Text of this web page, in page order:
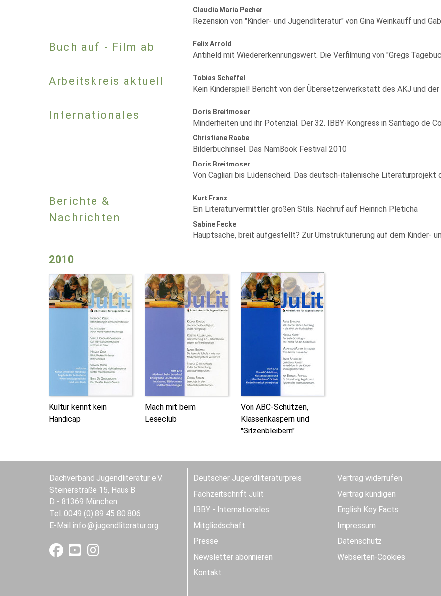
Claudia Maria Pecher
Rezension von "Kinder- und Jugendliteratur" von Gina Weinkauff und
Buch auf - Film ab Felix Arnold
Antiheld mit Wiedererkennungswert. Die Verfilmung von "Gregs
Arbeitskreis aktuell Tobias Scheffel
Kein Kinderspiel! Bericht von der Übersetzerwerkstatt des AKJ und
Internationales Doris Breitmoser
Minderheiten und ihr Potenzial. Der 32. IBBY-Kongress in Santiago de
Christiane Raabe
Bilderbuchinsel. Das NamBook Festival 2010
Doris Breitmoser
Von Cagliari bis Lüdenscheid. Das deutsch-italienische
Berichte &
Nachrichten
Kurt Franz
Ein Literaturvermittler großen Stils. Nachruf auf Heinrich Pleticha
Sabine Fecke
Hauptsache, breit aufgestellt? Zur Umstrukturierung auf dem Kinder-
2010
Kultur kennt kein
Handicap
Mach mit beim
Leseclub
Von ABC-Schützen,
Klassenkaspern und
"Sitzenbleibern"
Dachverband Jugendliteratur e.V.
Steinerstraße 15, Haus B
D - 81369 München
Tel. 0049 (0) 89 45 80 806
E-Mail info jugendliteratur.org
Deutscher Jugendliteraturpreis
Fachzeitschrift Julit
IBBY - Internationales
Mitgliedschaft
Presse
Newsletter abonnieren
Kontakt
Vertrag widerrufen
Vertrag kündigen
English Key Facts
Impressum
Datenschutz
Webseiten-Cookies